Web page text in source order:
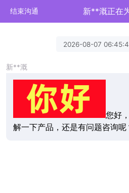
结束沟通 新**溉正在
2026-08-07
新**溉
您好
解一下产品，还是有问题咨询呢